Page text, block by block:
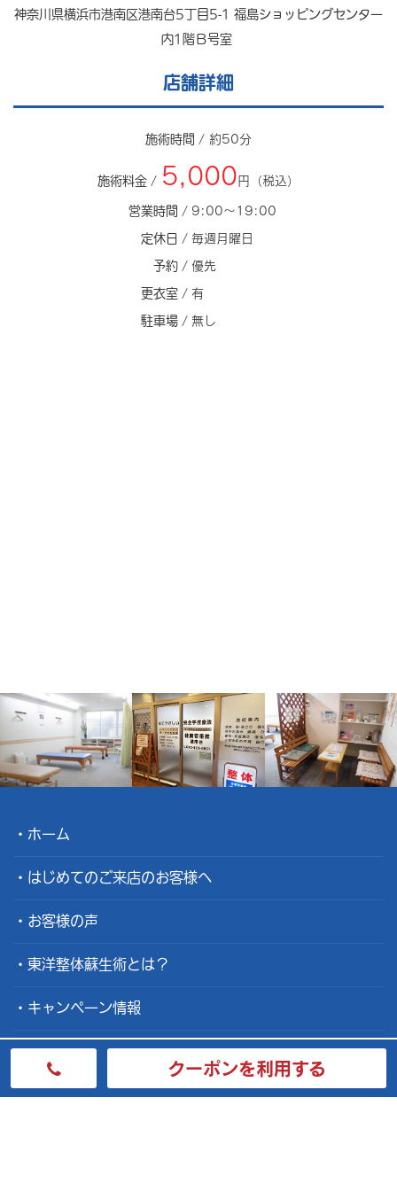
神奈川県横浜市港南区港南台5丁目5-1 福島ショッピングセンター
内1階Ｂ号室
店舗詳細
施術時間 / 約50分
施術料金 / 5,000円（税込）
営業時間 / 9:00～19:00
定休日 / 毎週月曜日
予約 / 優先
更衣室 / 有
駐車場 / 無し
クーポンを利用する
ホーム
はじめてのご来店のお客様へ
お客様の声
東洋整体蘇生術とは？
キャンペーン情報
院長メッセージ
よくある質問